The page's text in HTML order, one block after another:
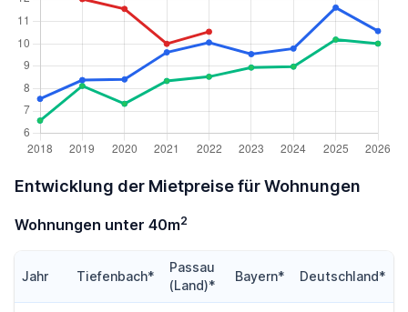
Entwicklung der Mietpreise für Wohnungen
Wohnungen unter 40m2
Jahr Tiefenbach*
Passau
(Land)*
Bayern* Deutschland*